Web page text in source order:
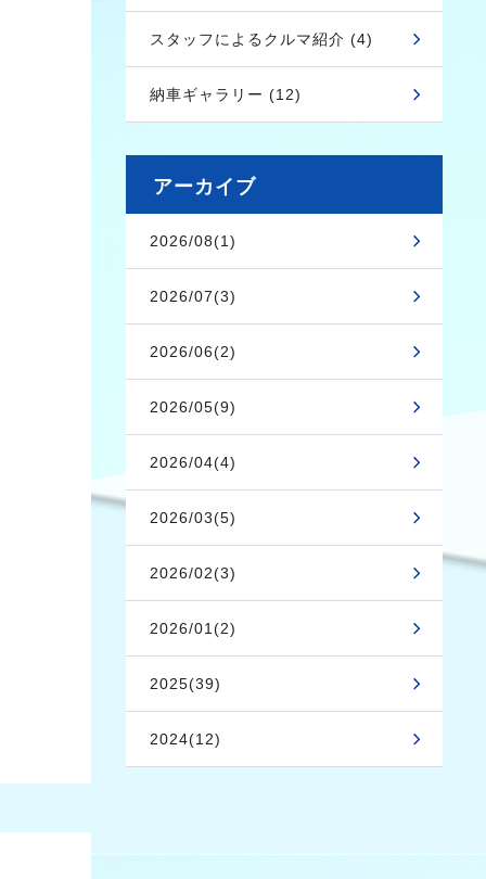
スタッフによるクルマ紹介 (4)
納車ギャラリー (12)
アーカイブ
2026/08(1)
2026/07(3)
2026/06(2)
2026/05(9)
2026/04(4)
2026/03(5)
2026/02(3)
2026/01(2)
2025(39)
2024(12)